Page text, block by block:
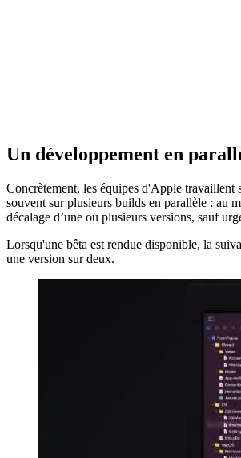
Un développement en
Concrètement, les équipes d'Apple travaillent
souvent sur plusieurs builds en parallèle : au
décalage d’une ou plusieurs versions, sauf
Lorsqu'une bêta est rendue disponible, la
une version sur deux.